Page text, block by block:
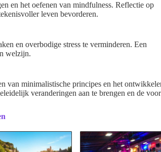
en het oefenen van mindfulness. Reflectie op
leven bevorderen.
en overbodige stress te verminderen. Een
welzijn.
van minimalistische principes en het
veranderingen aan te brengen en de